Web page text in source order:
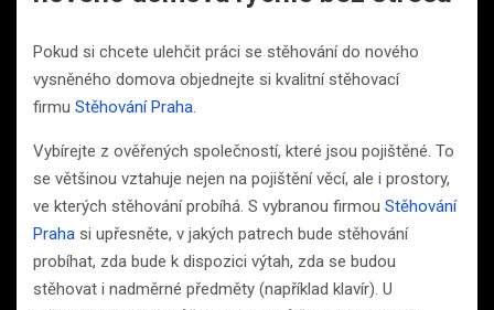
Pokud si chcete ulehčit práci se stěhování do nového
vysněného domova objednejte si kvalitní stěhovací
firmu Stěhování Praha.
Vybírejte z ověřených společností, které jsou pojištěné. To
se většinou vztahuje nejen na pojištění věcí, ale i prostory,
ve kterých stěhování probíhá. S vybranou firmou Stěhování
Praha si upřesněte, v jakých patrech bude stěhování
probíhat, zda bude k dispozici výtah, zda se budou
stěhovat i nadměrné předměty (například klavír). U